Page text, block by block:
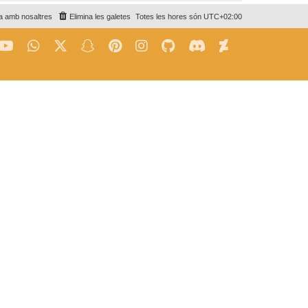
Totes les hores són UTC+02:00
Elimina les galetes
amb nosaltres